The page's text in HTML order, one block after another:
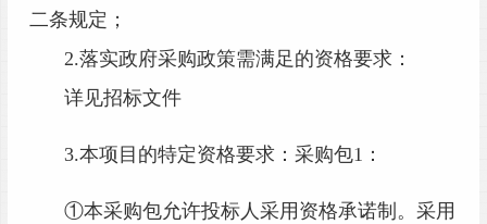
二条规定；
2.落实政府采购政策需满足的资格要求：
详见招标文件
3.本项目的特定资格要求： 采购包1：
①本采购包允许投标人 采用资格承诺制。采用